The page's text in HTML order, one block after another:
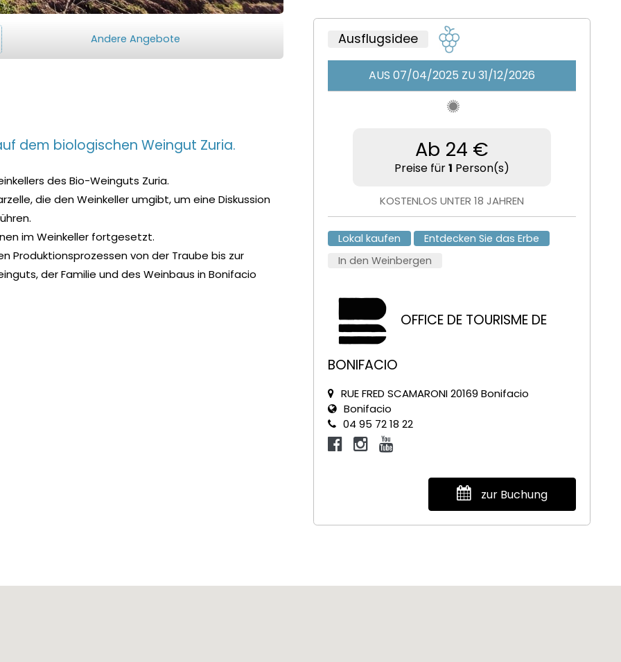
Ausflugsidee
AUS 07/04/2025 ZU 31/12/2026
Ab 24 €
Preise für1 Person(s)
KOSTENLOS UNTER 18 JAHREN
Lokal kaufen
Entdecken Sie das Erbe
In den Weinbergen
OFFICE DE TOURISME DE
BONIFACIO
RUE FRED SCAMARONI 20169 Bonifacio
Bonifacio
04 95 72 18 22
zur Buchung
Andere Angebote
dem biologischen Weingut Zuria.
des Bio-Weinguts Zuria.
die den Weinkeller umgibt, um eine Diskussion
im Weinkeller fortgesetzt.
Produktionsprozessen von der Traube bis zur
der Familie und des Weinbaus in Bonifacio